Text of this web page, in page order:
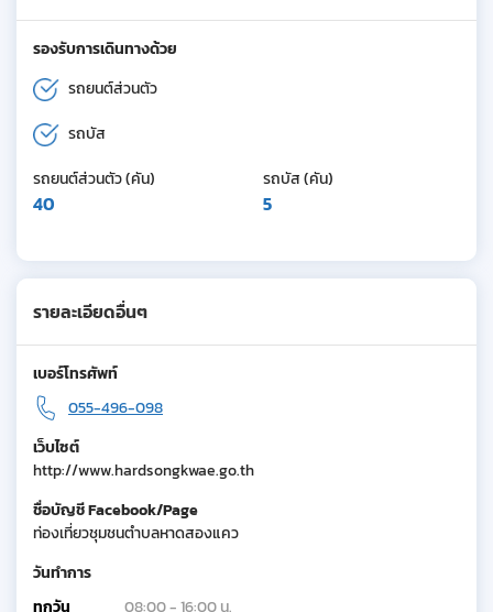
รองรับการเดินทางด้วย
รถยนต์ส่วนตัว
รถบัส
รถยนต์ส่วนตัว (คัน)
40
รถบัส (คัน)
5
รายละเอียดอื่นๆ
เบอร์โทรศัพท์
055-496-098
เว็บไซต์
http://www.hardsongkwae.go.th
ชื่อบัญชี Facebook/Page
ท่องเที่ยวชุมชนตำบลหาดสองแคว
วันทำการ
ทุกวัน
08:00 - 16:00 น.